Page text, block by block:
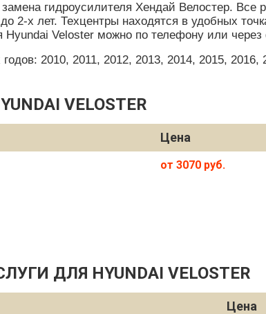
гидроусилителя Хендай Велостер. Все
2-х лет. Техцентры находятся в удобных
Veloster можно по телефону или
2010, 2011, 2012, 2013, 2014, 2015, 2016,
VELOSTER
Цена
от 3070 руб.
ДЛЯ HYUNDAI VELOSTER
Цена